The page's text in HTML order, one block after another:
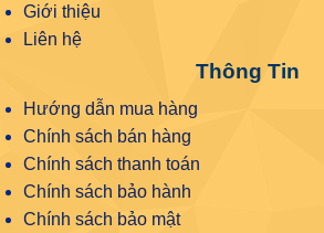
Giới thiệu
Liên hệ
Thông Tin
Hướng dẫn mua hàng
Chính sách bán hàng
Chính sách thanh toán
Chính sách bảo hành
Chính sách bảo mật